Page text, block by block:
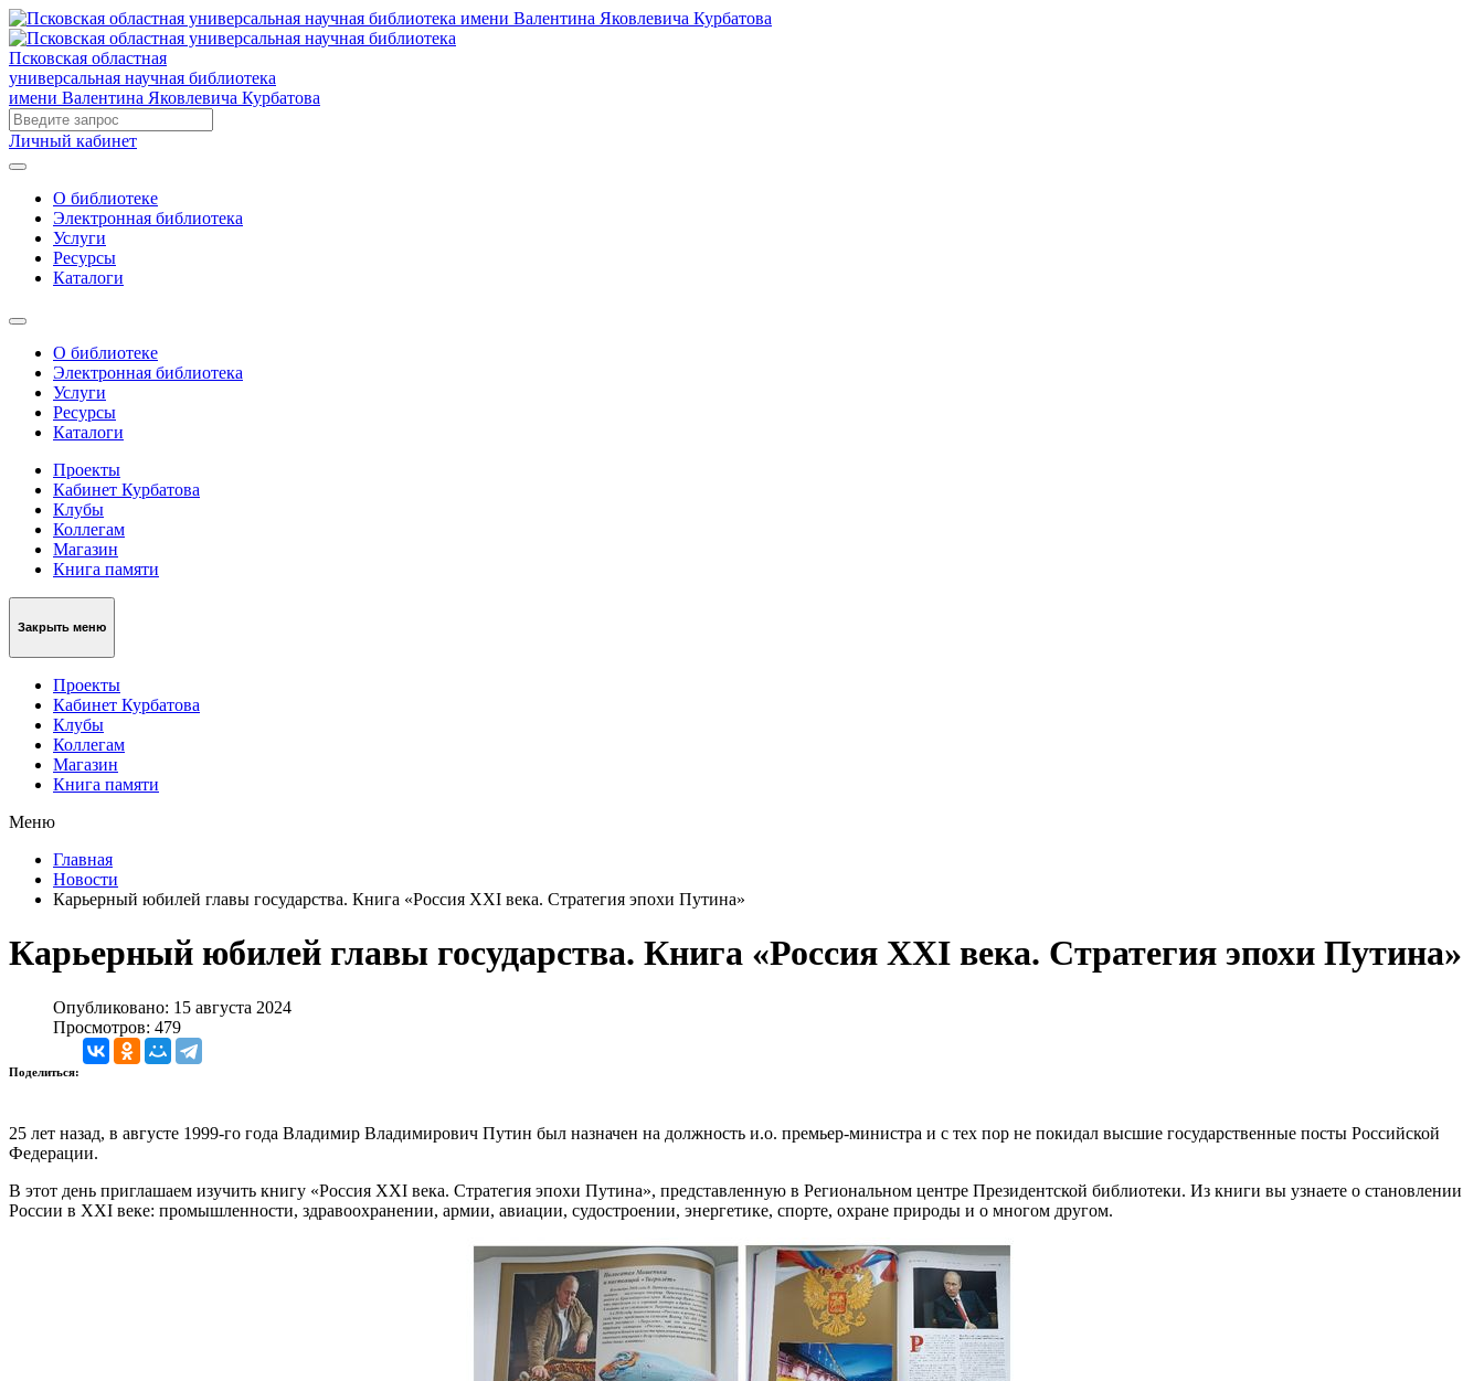
Псковская областная
универсальная научная библиотека
имени Валентина Яковлевича Курбатова
Личный кабинет
О библиотеке
Электронная библиотека
Услуги
Ресурсы
Каталоги
О библиотеке
Электронная библиотека
Услуги
Ресурсы
Каталоги
Проекты
Кабинет Курбатова
Клубы
Коллегам
Магазин
Книга памяти
Закрыть меню
Проекты
Кабинет Курбатова
Клубы
Коллегам
Магазин
Книга памяти
Меню
Главная
Новости
Карьерный юбилей главы государства. Книга «Россия XXI века. Стратегия эпохи Путина»
Карьерный юбилей главы государства. Книга «Россия XXI века. Стратегия эпохи Путина»
Опубликовано: 15 августа 2024
Просмотров: 479
Поделиться:
25 лет назад, в августе 1999-го года Владимир Владимирович Путин был назначен на должность и.о. премьер-министра и с тех пор не покидал высшие государственные посты Российской
Федерации.
В этот день приглашаем изучить книгу «Россия XXI века. Стратегия эпохи Путина», представленную в Региональном центре Президентской библиотеки. Из книги вы узнаете о становлении
России в XXI веке: промышленности, здравоохранении, армии, авиации, судостроении, энергетике, спорте, охране природы и о многом другом.